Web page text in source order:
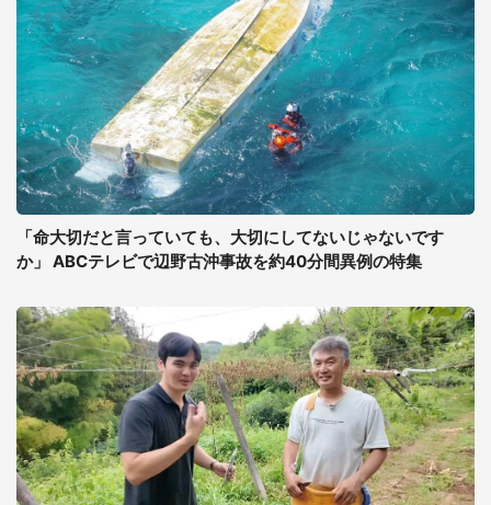
「命大切だと言っていても、大切にしてないじゃないです
か」 ABCテレビで辺野古沖事故を約40分間異例の特集